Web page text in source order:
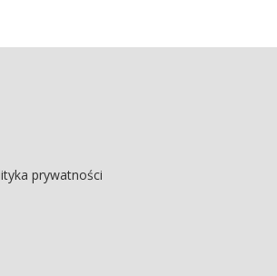
prywatności